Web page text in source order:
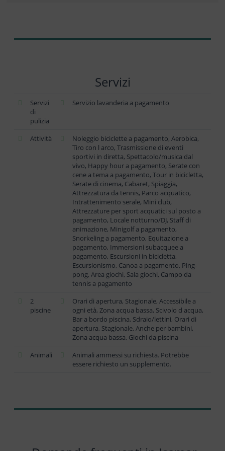
Servizi
Servizi
di
pulizia
Servizio lavanderia a pagamento
Attività
Noleggio biciclette a pagamento, Aerobica,
Tiro con l arco, Trasmissione di eventi
sportivi in diretta, Spettacolo/musica dal
vivo, Happy hour a pagamento, Serate con
cene a tema a pagamento, Tour in bicicletta,
Serate di cinema, Cabaret, Spiaggia,
Attrezzatura da tennis, Parco acquatico,
Intrattenimento serale, Mini club,
Attrezzature per sport acquatici sul posto a
pagamento, Locale notturno/DJ, Staff di
animazione, Minigolf a pagamento,
Snorkeling a pagamento, Equitazione a
pagamento, Immersioni subacquee a
pagamento, Escursioni in bicicletta,
Escursionismo, Canoa a pagamento, Ping-
pong, Area giochi, Sala giochi, Campo da
tennis a pagamento
2
piscine
Orari di apertura, Stagionale, Accessibile a
ogni età, Zona acqua bassa, Scivolo d acqua,
Bar a bordo piscina, Sdraio/lettini, Orari di
apertura, Stagionale, Anche per bambini,
Zona acqua bassa, Giochi da piscina
Animali
Animali ammessi su richiesta. Potrebbe
essere richiesto un supplemento.